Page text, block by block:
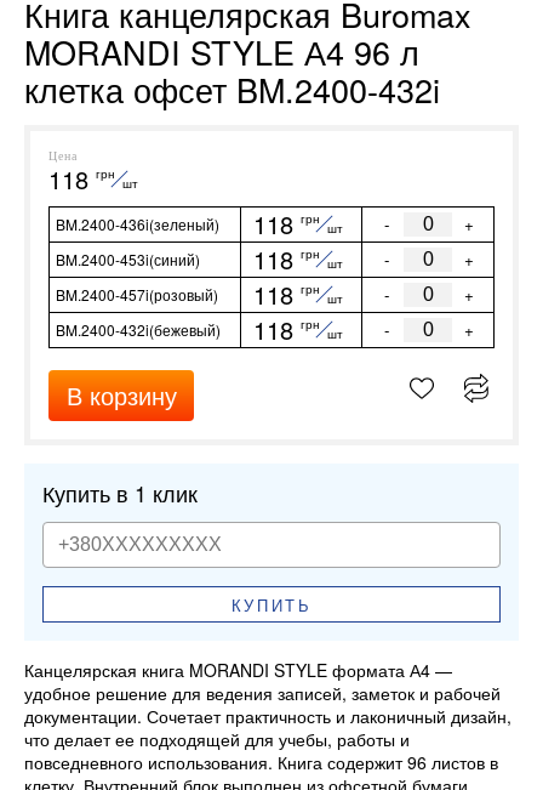
Книга канцелярская Buromax
MORANDI STYLE А4 96 л
клетка офсет BM.2400-432i
Цена
118 грн
шт
BM.2400-436i(зеленый) 118 грн
шт - +
BM.2400-453i(синий) 118 грн
шт - +
BM.2400-457i(розовый) 118 грн
шт - +
BM.2400-432i(бежевый) 118 грн
шт - +
В корзину
Купить в 1 клик
КУПИТЬ
Канцелярская книга MORANDI STYLE формата А4 —
удобное решение для ведения записей, заметок и рабочей
документации. Сочетает практичность и лаконичный дизайн,
что делает ее подходящей для учебы, работы и
повседневного использования. Книга содержит 96 листов в